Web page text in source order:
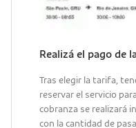
Realizá el pago de
Tras elegir la tarifa,
reservar el servicio
cobranza se realizará
con la cantidad de